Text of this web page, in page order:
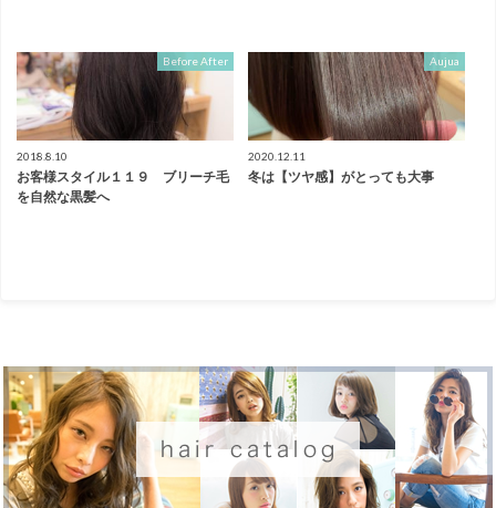
Before After
2018.8.10
お客様スタイル１１９ ブリーチ毛
を自然な黒髪へ
Aujua
2020.12.11
冬は【ツヤ感】がとっても大事